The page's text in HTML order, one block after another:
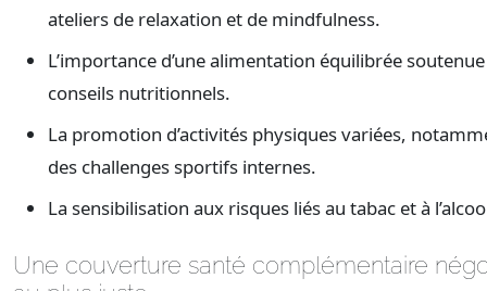
ateliers de relaxation et de mindfulness.
L’importance d’une alimentation équilibrée
conseils nutritionnels.
La promotion d’activités physiques variées,
des challenges sportifs internes.
La sensibilisation aux risques liés au tabac et à
Une couverture santé complémentaire